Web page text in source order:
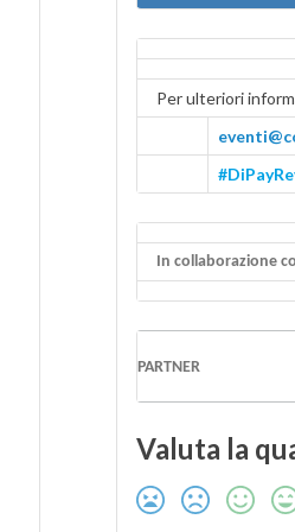
Per ulteriori
#
In collaborazione
PARTNER
Valuta la